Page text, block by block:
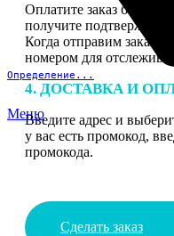
Определение...
Меню
Оплатите заказ
получите
Когда отправим заказ
номером для
4. ДОСТАВКА И
Введите адрес и
у вас есть промокод,
промокода.
Сделать заказ